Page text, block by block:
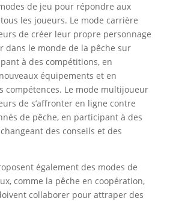
de jeu pour répondre aux
les joueurs. Le mode carrière
de créer leur propre personnage
dans le monde de la pêche sur
à des compétitions, en
équipements et en
compétences. Le mode multijoueur
de s’affronter en ligne contre
de pêche, en participant à des
des conseils et des
également des modes de
comme la pêche en coopération,
collaborer pour attraper des